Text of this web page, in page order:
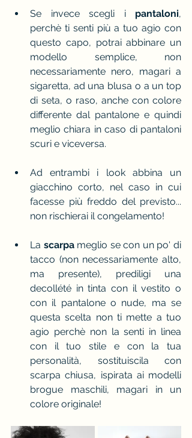
Se invece scegli i pantaloni,
perchè ti senti più a tuo agio con
questo capo, potrai abbinare un
modello semplice, non
necessariamente nero, magari a
sigaretta, ad una blusa o a un top
di seta, o raso, anche con colore
differente dal pantalone e quindi
meglio chiara in caso di pantaloni
scuri e viceversa.
Ad entrambi i look abbina un
giacchino corto, nel caso in cui
facesse più freddo del previsto...
non rischierai il congelamento!
La scarpa meglio se con un po' di
tacco (non necessariamente alto,
ma presente), prediligi una
decollété in tinta con il vestito o
con il pantalone o nude, ma se
questa scelta non ti mette a tuo
agio perchè non la senti in linea
con il tuo stile e con la tua
personalità, sostituiscila con
scarpa chiusa, ispirata ai modelli
brogue maschili, magari in un
colore originale!